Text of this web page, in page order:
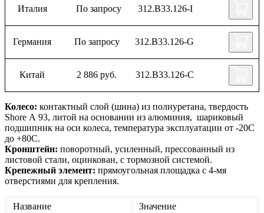
Колесо: контактный слой (шина) из полиуретана, твердость
Shore А 93, литой на основании из алюминия, шариковый
подшипник на оси колеса, температура эксплуатации от -20С
до +80С.
Кронштейн: поворотный, усиленный, прессованный из
листовой стали, оцинкован, с тормозной системой.
Крепежный элемент: прямоугольная площадка с 4-мя
отверстиями для крепления.
Название
Значение
Италия По запросу 312.B33.126-I
Германия По запросу 312.B33.126-G
Китай 2 886 руб. 312.B33.126-C